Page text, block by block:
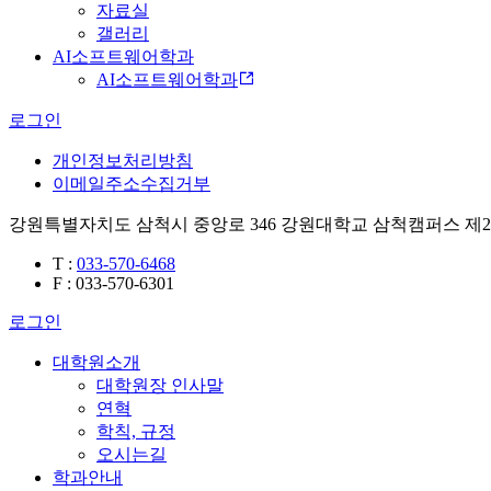
자료실
갤러리
AI소프트웨어학과
AI소프트웨어학과
로그인
개인정보처리방침
이메일주소수집거부
강원특별자치도 삼척시 중앙로 346 강원대학교 삼척캠퍼스 제
T : 033-570-6468
F : 033-570-6301
로그인
대학원소개
대학원장 인사말
연혁
학칙, 규정
오시는길
학과안내